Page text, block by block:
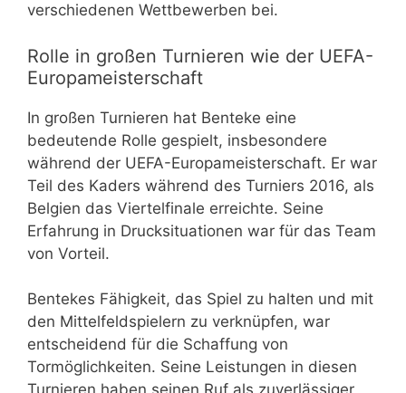
verschiedenen Wettbewerben bei.
Rolle in großen Turnieren wie der UEFA-
Europameisterschaft
In großen Turnieren hat Benteke eine
bedeutende Rolle gespielt, insbesondere
während der UEFA-Europameisterschaft. Er war
Teil des Kaders während des Turniers 2016, als
Belgien das Viertelfinale erreichte. Seine
Erfahrung in Drucksituationen war für das Team
von Vorteil.
Bentekes Fähigkeit, das Spiel zu halten und mit
den Mittelfeldspielern zu verknüpfen, war
entscheidend für die Schaffung von
Tormöglichkeiten. Seine Leistungen in diesen